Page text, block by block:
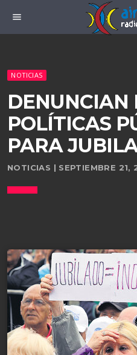
menu
NOTICIAS
DENUNCIAN
POLÍTICAS
PARA
NOTICIAS | SEPTIEMBRE 21,